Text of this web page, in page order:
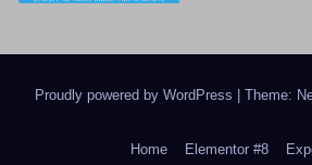
Proudly powered by WordPress Theme:
Home Elementor #8